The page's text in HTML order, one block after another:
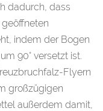
dadurch, dass
indem der Bogen
90° versetzt ist.
Flyern
großzügigen
außerdem damit,